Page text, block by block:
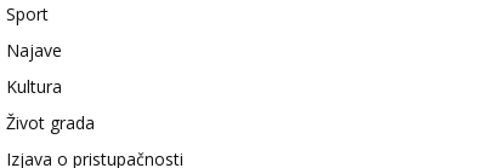
Sport
Najave
Kultura
Život grada
Izjava o pristupačnosti